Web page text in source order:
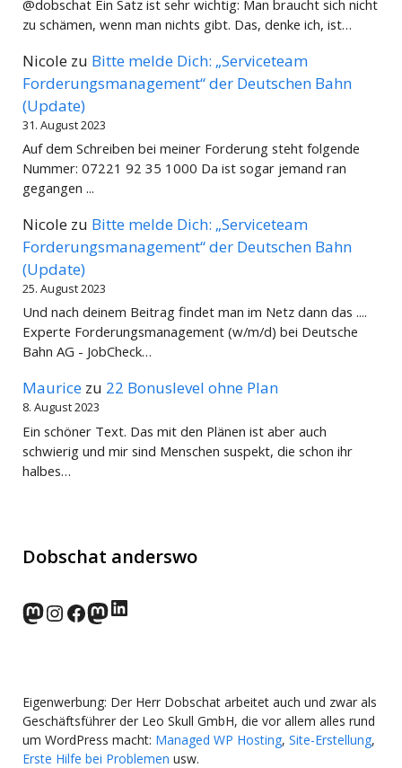
@dobschat Ein Satz ist sehr wichtig: Man braucht sich nicht
zu schämen, wenn man nichts gibt. Das, denke ich, ist…
Nicole zu Bitte melde Dich: „Serviceteam
Forderungsmanagement“ der Deutschen Bahn
(Update)
31. August 2023
Auf dem Schreiben bei meiner Forderung steht folgende
Nummer: 07221 92 35 1000 Da ist sogar jemand ran
gegangen ...
Nicole zu Bitte melde Dich: „Serviceteam
Forderungsmanagement“ der Deutschen Bahn
(Update)
25. August 2023
Und nach deinem Beitrag findet man im Netz dann das ....
Experte Forderungsmanagement (w/m/d) bei Deutsche
Bahn AG - JobCheck…
Maurice zu 22 Bonuslevel ohne Plan
8. August 2023
Ein schöner Text. Das mit den Plänen ist aber auch
schwierig und mir sind Menschen suspekt, die schon ihr
halbes…
Dobschat anderswo
norden.social
Instagram
Facebook
wp-punks.social
LinkedIn
Eigenwerbung: Der Herr Dobschat arbeitet auch und zwar als
Geschäftsführer der Leo Skull GmbH, die vor allem alles rund
um WordPress macht: Managed WP Hosting, Site-Erstellung,
Erste Hilfe bei Problemen usw.